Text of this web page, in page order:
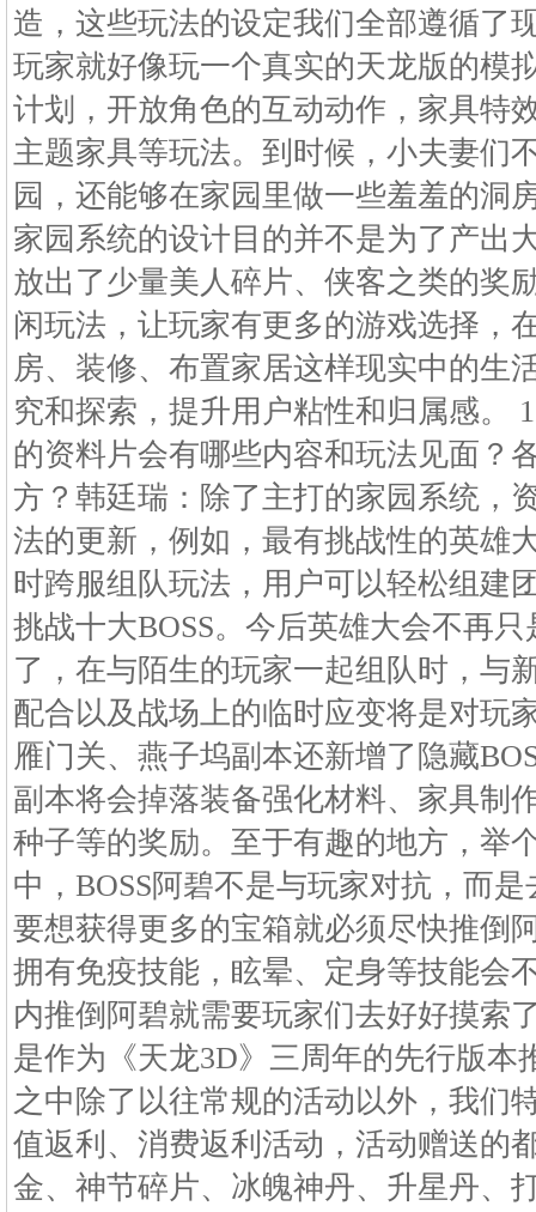
造，这些玩法的设定我们全部遵循了
玩家就好像玩一个真实的天龙版的模
计划，开放角色的互动动作，家具特
主题家具等玩法。到时候，小夫妻们
园，还能够在家园里做一些羞羞的洞
家园系统的设计目的并不是为了产出
放出了少量美人碎片、侠客之类的奖
闲玩法，让玩家有更多的游戏选择，
房、装修、布置家居这样现实中的生
究和探索，提升用户粘性和归属感。
的资料片会有哪些内容和玩法见面？
方？韩廷瑞：除了主打的家园系统，
法的更新，例如，最有挑战性的英雄
时跨服组队玩法，用户可以轻松组建
挑战十大BOSS。今后英雄大会不再
了，在与陌生的玩家一起组队时，与
配合以及战场上的临时应变将是对玩
雁门关、燕子坞副本还新增了隐藏
副本将会掉落装备强化材料、家具制
种子等的奖励。至于有趣的地方，举
中，BOSS阿碧不是与玩家对抗，而
要想获得更多的宝箱就必须尽快推倒
拥有免疫技能，眩晕、定身等技能会
内推倒阿碧就需要玩家们去好好摸索
是作为《天龙3D》三周年的先行版本
之中除了以往常规的活动以外，我们
值返利、消费返利活动，活动赠送的
金、神节碎片、冰魄神丹、升星丹、